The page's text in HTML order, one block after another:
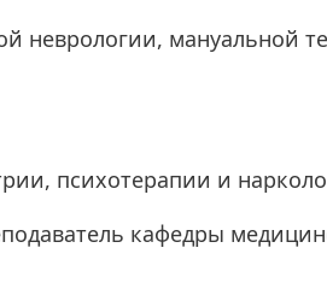
неврологии, мануальной
психотерапии и
кафедры